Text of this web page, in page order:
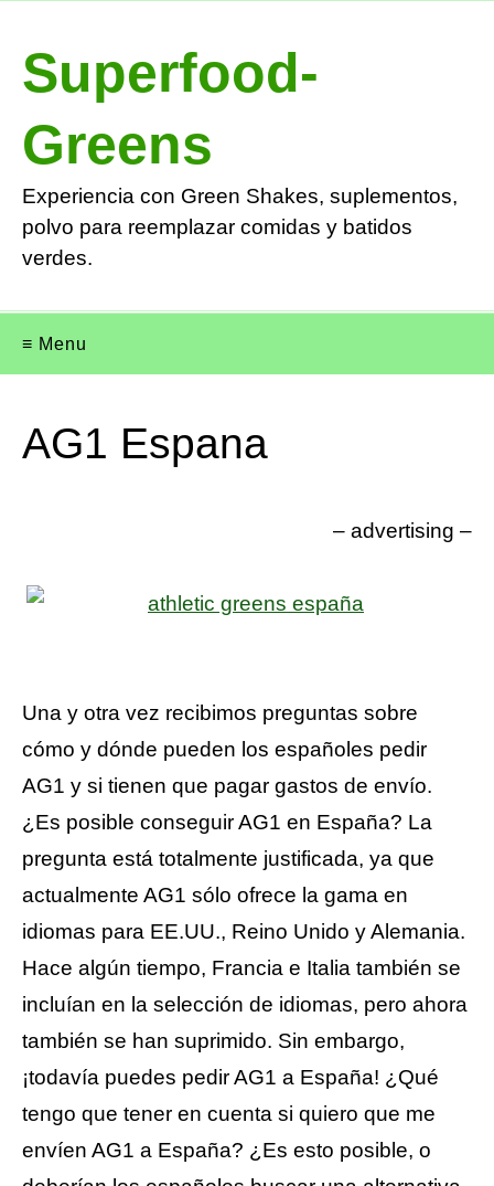
Superfood-
Greens
Experiencia con Green Shakes, suplementos,
polvo para reemplazar comidas y batidos
verdes.
≡ Menu
AG1 Espana
– advertising –
Una y otra vez recibimos preguntas sobre
cómo y dónde pueden los españoles pedir
AG1 y si tienen que pagar gastos de envío.
¿Es posible conseguir AG1 en España? La
pregunta está totalmente justificada, ya que
actualmente AG1 sólo ofrece la gama en
idiomas para EE.UU., Reino Unido y Alemania.
Hace algún tiempo, Francia e Italia también se
incluían en la selección de idiomas, pero ahora
también se han suprimido. Sin embargo,
¡todavía puedes pedir AG1 a España! ¿Qué
tengo que tener en cuenta si quiero que me
envíen AG1 a España? ¿Es esto posible, o